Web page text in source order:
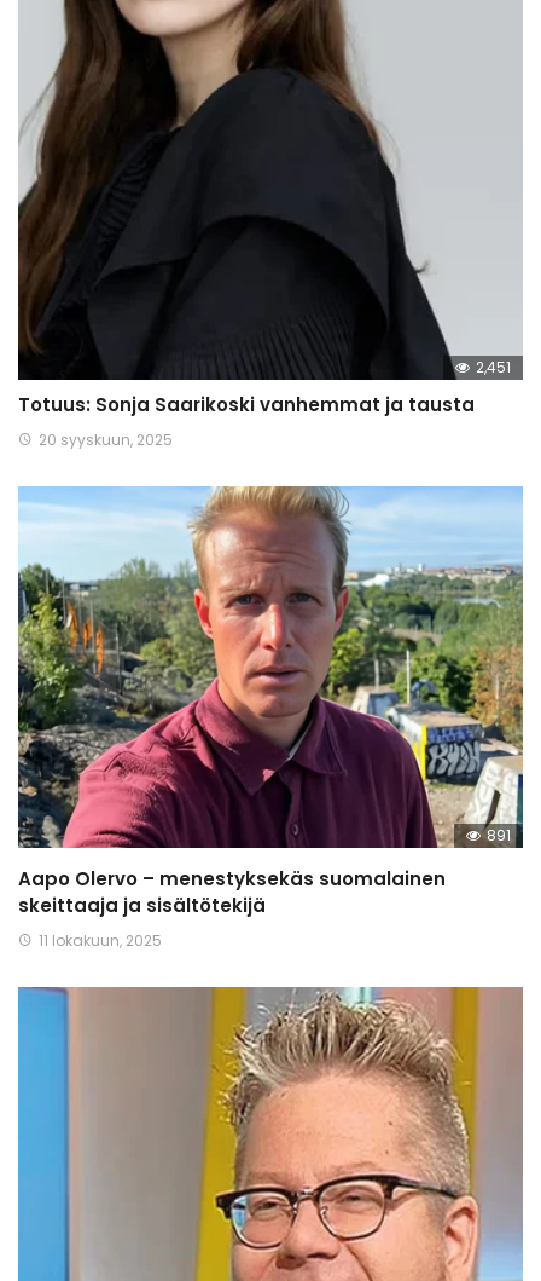
2,451
Totuus: Sonja Saarikoski vanhemmat ja tausta
20 syyskuun, 2025
891
Aapo Olervo – menestyksekäs suomalainen
skeittaaja ja sisältötekijä
11 lokakuun, 2025